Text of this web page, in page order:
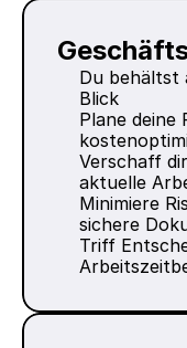
Du behältst
Blick
Plane deine
Verschaff
aktuelle
Minimiere
sichere
Triff